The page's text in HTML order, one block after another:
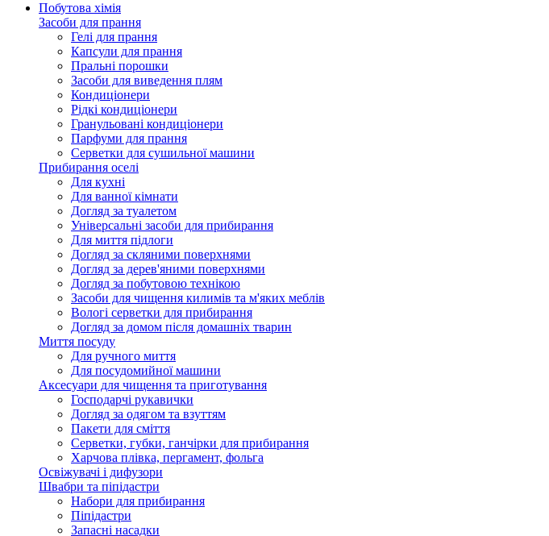
Побутова хімія
Засоби для прання
Гелі для прання
Капсули для прання
Пральні порошки
Засоби для виведення плям
Кондиціонери
Рідкі кондиціонери
Гранульовані кондиціонери
Парфуми для прання
Серветки для сушильної машини
Прибирання оселі
Для кухні
Для ванної кімнати
Догляд за туалетом
Універсальні засоби для прибирання
Для миття підлоги
Догляд за скляними поверхнями
Догляд за дерев'яними поверхнями
Догляд за побутовою технікою
Засоби для чищення килимів та м'яких меблів
Вологі серветки для прибирання
Догляд за домом після домашніх тварин
Миття посуду
Для ручного миття
Для посудомийної машини
Аксесуари для чищення та приготування
Господарчі рукавички
Догляд за одягом та взуттям
Пакети для сміття
Серветки, губки, ганчірки для прибирання
Харчова плівка, пергамент, фольга
Освіжувачі і дифузори
Швабри та піпідастри
Набори для прибирання
Піпідастри
Запасні насадки